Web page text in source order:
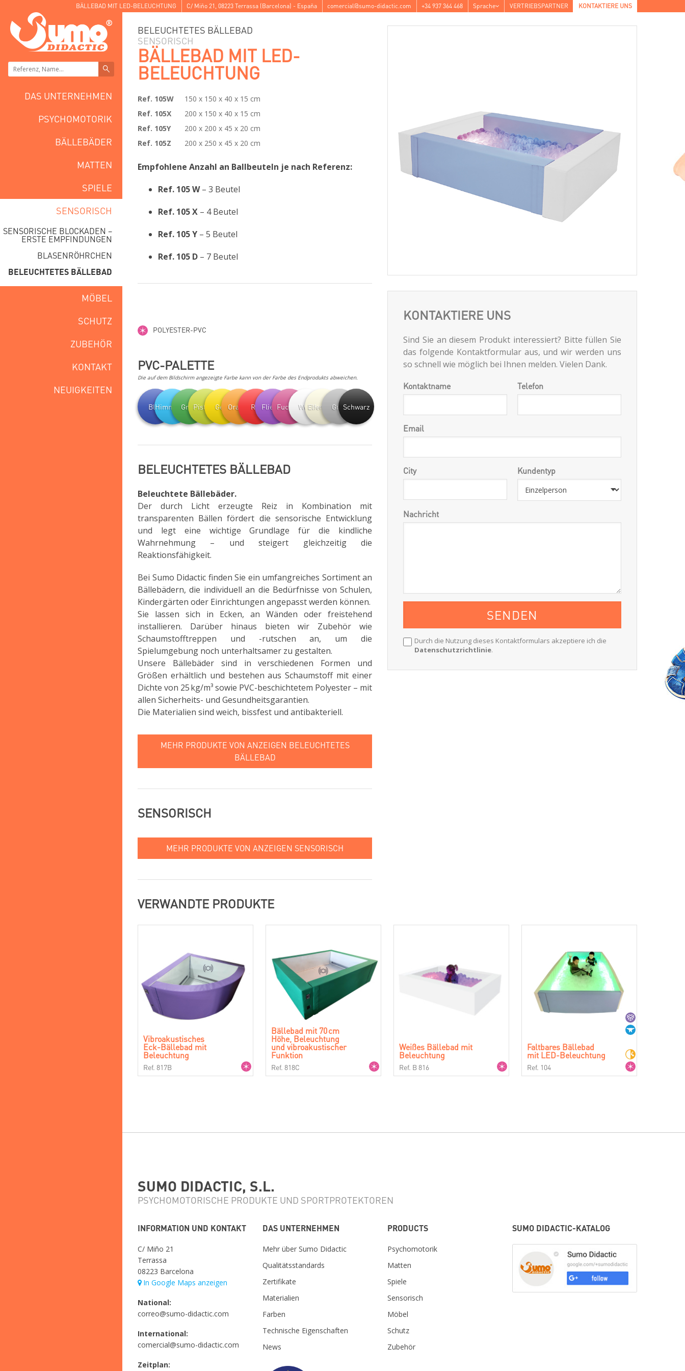
BÄLLEBAD MIT LED-BELEUCHTUNG C/ Miño 21 , 08223 Terrassa (Barcelona) - España comercial@sumo-didactic.com +34 937 364 468 Sprache VERTRIEBSPARTNER KONTAKTIERE UNS
DAS UNTERNEHMEN
PSYCHOMOTORIK
BÄLLEBÄDER
MATTEN
SPIELE
SENSORISCH
SENSORISCHE BLOCKADEN –
ERSTE EMPFINDUNGEN
BLASENRÖHRCHEN
BELEUCHTETES BÄLLEBAD
MÖBEL
SCHUTZ
ZUBEHÖR
KONTAKT
NEUIGKEITEN
BELEUCHTETES BÄLLEBAD
SENSORISCH
BÄLLEBAD MIT LED-
BELEUCHTUNG
Ref. 105W
150 x 150 x 40 x 15 cm
Ref. 105X
200 x 150 x 40 x 15 cm
Ref. 105Y
200 x 200 x 45 x 20 cm
Ref. 105Z
200 x 250 x 45 x 20 cm
Empfohlene Anzahl an Ballbeuteln je nach Referenz:
Ref. 105 W– 3 Beutel
Ref. 105 X – 4 Beutel
Ref. 105 Y – 5 Beutel
Ref. 105 D – 7 Beutel
POLYESTER-PVC
PVC-PALETTE
Die auf dem Bildschirm angezeigte Farbe kann von der Farbe des Endprodukts abweichen.
BlauHimmlischGrünPistazieGelbOrange Rot FliederFuchsieWeißElfenbeinGrauSchwarz
BELEUCHTETES BÄLLEBAD
Beleuchtete Bällebäder.
Der durch Licht erzeugte Reiz in Kombination mit
transparenten Bällen fördert die sensorische Entwicklung
und legt eine wichtige Grundlage für die kindliche
Wahrnehmung – und steigert gleichzeitig die
Reaktionsfähigkeit.
Bei Sumo Didactic finden Sie ein umfangreiches Sortiment an
Bällebädern, die individuell an die Bedürfnisse von Schulen,
Kindergärten oder Einrichtungen angepasst werden können.
Sie lassen sich in Ecken, an Wänden oder freistehend
installieren. Darüber hinaus bieten wir Zubehör wie
Schaumstofftreppen und -rutschen an, um die
Spielumgebung noch unterhaltsamer zu gestalten.
Unsere Bällebäder sind in verschiedenen Formen und
Größen erhältlich und bestehen aus Schaumstoff mit einer
Dichte von 25 kg/m³ sowie PVC-beschichtetem Polyester – mit
allen Sicherheits- und Gesundheitsgarantien.
Die Materialien sind weich, bissfest und antibakteriell.
MEHR PRODUKTE VON ANZEIGEN BELEUCHTETES
BÄLLEBAD
SENSORISCH
MEHR PRODUKTE VON ANZEIGEN SENSORISCH
KONTAKTIERE UNS
Sind Sie an diesem Produkt interessiert? Bitte füllen Sie
das folgende Kontaktformular aus, und wir werden uns
so schnell wie möglich bei Ihnen melden. Vielen Dank.
Kontaktname Telefon
Email
City Kundentyp
Nachricht
Durch die Nutzung dieses Kontaktformulars akzeptiere ich die
Datenschutzrichtlinie.
VERWANDTE PRODUKTE
Vibroakustisches
Eck-Bällebad mit
Beleuchtung
Ref. 817B
Bällebad mit 70 cm
Höhe, Beleuchtung
und vibroakustischer
Funktion
Ref. 818C
Weißes Bällebad mit
Beleuchtung
Ref. B 816
Faltbares Bällebad
mit LED-Beleuchtung
Ref. 104
SUMO DIDACTIC, S.L.
PSYCHOMOTORISCHE PRODUKTE UND SPORTPROTEKTOREN
INFORMATION UND KONTAKT
C/ Miño 21
Terrassa
08223 Barcelona
In Google Maps anzeigen
National:
correo@sumo-didactic.com
International:
comercial@sumo-didactic.com
Zeitplan:
DAS UNTERNEHMEN
Mehr über Sumo Didactic
Qualitätsstandards
Zertifikate
Materialien
Farben
Technische Eigenschaften
News
PRODUCTS
Psychomotorik
Matten
Spiele
Sensorisch
Möbel
Schutz
Zubehör
SUMO DIDACTIC-KATALOG